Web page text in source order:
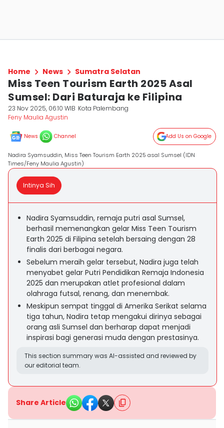
Home News Sumatra Selatan
Miss Teen Tourism Earth 2025 Asal
Sumsel: Dari Baturaja ke Filipina
23 Nov 2025, 06:10 WIB Kota Palembang
Feny Maulia Agustin
News Channel Add Us on Google
Nadira Syamsuddin, Miss Teen Tourism Earth 2025 asal Sumsel (IDN
Times/Feny Maulia Agustin)
Intinya Sih
Nadira Syamsuddin, remaja putri asal Sumsel,
berhasil memenangkan gelar Miss Teen Tourism
Earth 2025 di Filipina setelah bersaing dengan 28
finalis dari berbagai negara.
Sebelum meraih gelar tersebut, Nadira juga telah
menyabet gelar Putri Pendidikan Remaja Indonesia
2025 dan merupakan atlet profesional dalam
olahraga futsal, renang, dan menembak.
Meskipun sempat tinggal di Amerika Serikat selama
tiga tahun, Nadira tetap mengakui dirinya sebagai
orang asli Sumsel dan berharap dapat menjadi
inspirasi bagi generasi muda dengan prestasinya.
This section summary was AI-assisted and reviewed by
our editorial team.
Share Article